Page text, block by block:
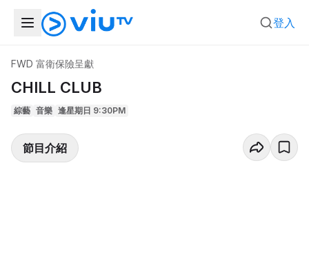
登入
FWD 富衛保險呈獻
CHILL CLUB
綜藝 音樂 逢星期日 9:30PM
節目介紹